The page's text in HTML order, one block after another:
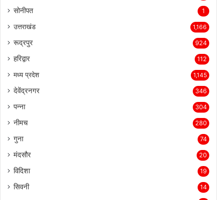
सोनीपत 1
उत्तराखंड 1,166
रूद्रपुर 924
हरिद्वार 112
मध्य प्रदेश 1,145
देवेंद्रनगर 346
पन्ना 304
नीमच 280
गुना 74
मंदसौर 20
विदिशा 19
सिवनी 14